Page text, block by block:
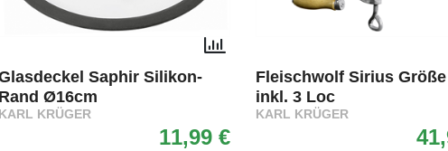
Saphir Silikon-
Rand Ø16cm
KARL KRÜGER
11,99 €
Fleischwolf Sirius
inkl. 3 Loc
KARL KRÜGER